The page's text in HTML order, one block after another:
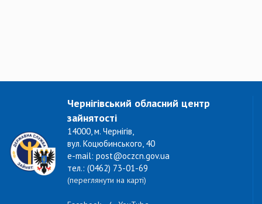
Чернігівський обласний центр
зайнятості
14000, м. Чернігів,
вул. Коцюбинського, 40
e-mail: post@oczcn.gov.ua
тел.: (0462) 73-01-69
(переглянути на карті)